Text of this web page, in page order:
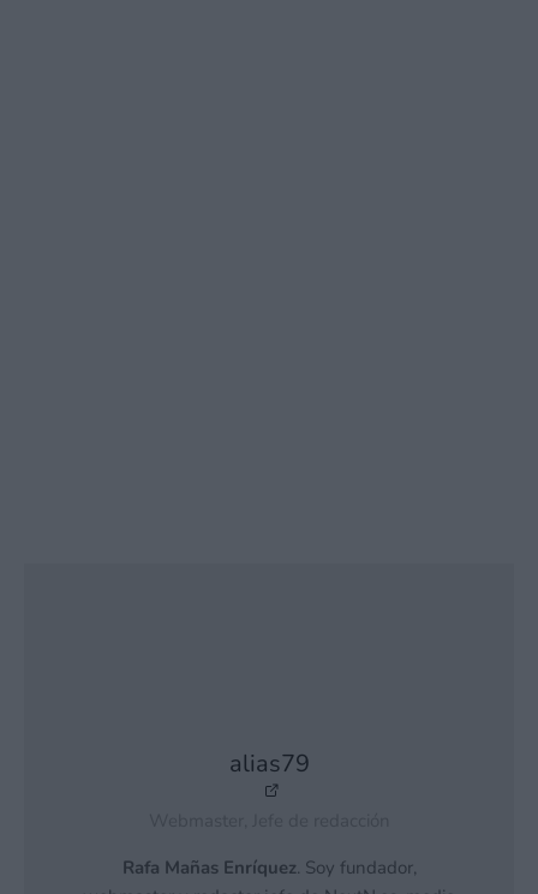
alias79
Rafa Mañas Enríquez. Soy fundador,